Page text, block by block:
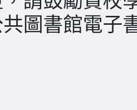
共圖書館電子